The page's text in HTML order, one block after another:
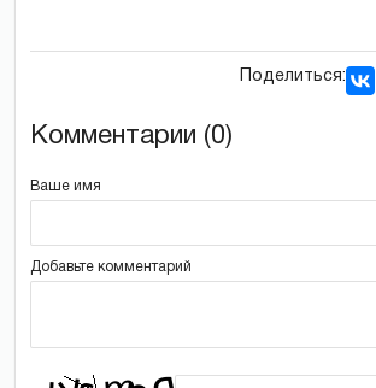
Поделиться:
Комментарии (0)
Ваше имя
Добавьте комментарий